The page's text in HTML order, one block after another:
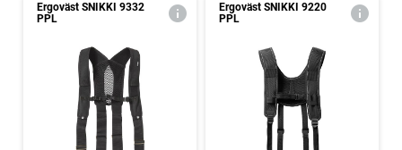
Ergoväst SNIKKI 9332
PPL
Ergoväst SNIKKI 9220
PPL